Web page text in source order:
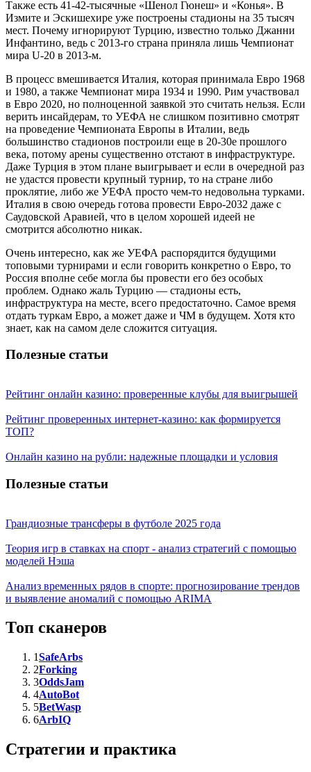
Также есть 41-42-тысячные «Шенол Гюнеш» и «Конья». В
Измите и Эскишехире уже построены стадионы на 35 тысяч
мест. Почему игнорируют Турцию, известно только Джанни
Инфантино, ведь с 2013-го страна приняла лишь Чемпионат
мира U-20 в 2013-м.
В процесс вмешивается Италия, которая принимала Евро 1968
и 1980, а также Чемпионат мира 1934 и 1990. Рим участвовал
в Евро 2020, но полноценной заявкой это считать нельзя. Если
верить инсайдерам, то УЕФА не слишком позитивно смотрят
на проведение Чемпионата Европы в Италии, ведь
большинство стадионов построили еще в 20-30е прошлого
века, потому арены существенно отстают в инфраструктуре.
Даже Турция в этом плане выигрывает и если в очередной раз
не удастся провести крупный турнир, то на стране либо
проклятие, либо же УЕФА просто чем-то недовольна турками.
Италия в свою очередь готова провести Евро-2032 даже с
Саудовской Аравией, что в целом хорошей идеей не
смотрится абсолютно никак.
Очень интересно, как же УЕФА распорядится будущими
топовыми турнирами и если говорить конкретно о Евро, то
Россия вполне себе могла бы провести его без особых
проблем. Однако жаль Турцию — стадионы есть,
инфраструктура на месте, всего предостаточно. Самое время
отдать туркам Евро, а может даже и ЧМ в будущем. Хотя кто
знает, как на самом деле сложится ситуация.
Полезные статьи
Рейтинг онлайн казино: проверенные клубы для выигрышей
Рейтинг проверенных интернет-казино: как формируется
ТОП?
Онлайн казино на рубли: надежные площадки и условия
Полезные статьи
Грандиозные трансферы в футболе 2025 года
Теория игр в ставках на спорт - анализ стратегий с помощью
моделей Нэша
Анализ временных рядов в спорте: прогнозирование трендов
и выявление аномалий с помощью ARIMA
Топ сканеров
1SafeArbs
2Forking
3OddsJam
4AutoBot
5BetWasp
6ArbIQ
Стратегии и практика